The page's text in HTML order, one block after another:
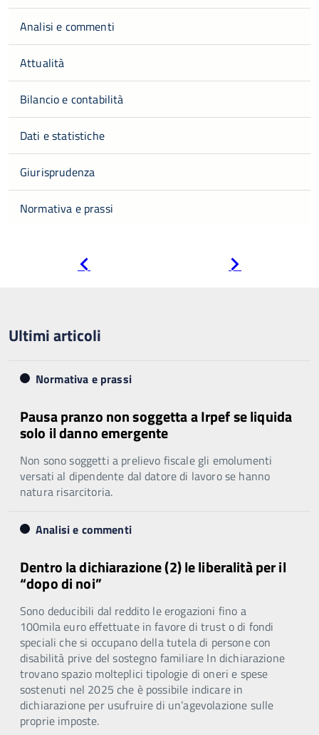
Analisi e commenti
Attualità
Bilancio e contabilità
Dati e statistiche
Giurisprudenza
Normativa e prassi
Ultimi articoli
Normativa e prassi
Pausa pranzo non soggetta a Irpef se liquida
solo il danno emergente
Non sono soggetti a prelievo fiscale gli emolumenti
versati al dipendente dal datore di lavoro se hanno
natura risarcitoria.
Analisi e commenti
Dentro la dichiarazione (2) le liberalità per il
“dopo di noi”
Sono deducibili dal reddito le erogazioni fino a
100mila euro effettuate in favore di trust o di fondi
speciali che si occupano della tutela di persone con
disabilità prive del sostegno familiare In dichiarazione
trovano spazio molteplici tipologie di oneri e spese
sostenuti nel 2025 che è possibile indicare in
dichiarazione per usufruire di un’agevolazione sulle
proprie imposte.